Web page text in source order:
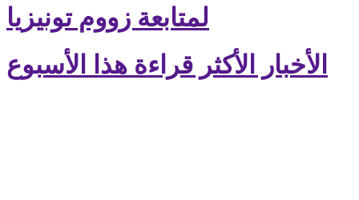
لمتابعة زووم تونيزيا
الأخبار الأكثر قراءة هذا الأسبوع